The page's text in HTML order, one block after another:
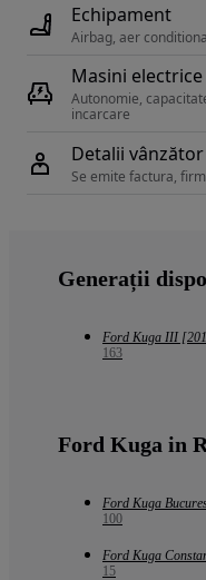
Echipament
Airbag, aer
Masini electrice
Autonomie,
Detalii vânzător
Se emite factura,
Generații
Ford Kuga III
163
Ford Kuga in
Ford Kuga
100
Ford Kuga
15